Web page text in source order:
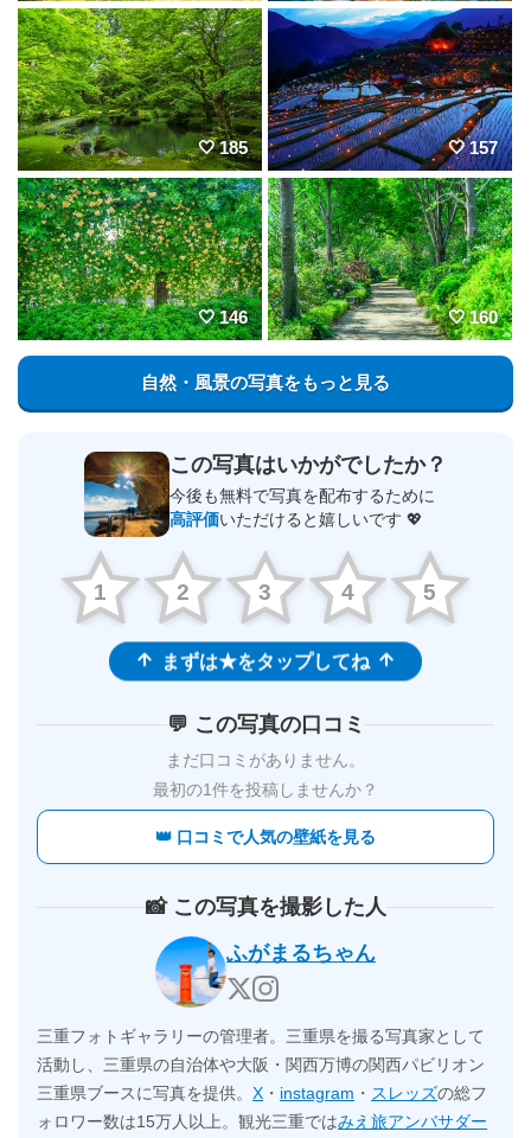
185 157
146 160
自然・風景の写真をもっと見る
この写真はいかがでしたか？
今後も無料で写真を配布するために
高評価いただけると嬉しいです 💖
1 2 3 4 5
まずは★をタップしてね
💬 この写真の口コミ
まだ口コミがありません。
最初の1件を投稿しませんか？
👑 口コミで人気の壁紙を見る
📸 この写真を撮影した人
ふがまるちゃん
三重フォトギャラリーの管理者。三重県を撮る写真家として
活動し、三重県の自治体や大阪・関西万博の関西パビリオン
三重県ブースに写真を提供。 X ・ instagram ・ スレッズの総フ
ォロワー数は15万人以上。観光三重ではみえ旅アンバサダー